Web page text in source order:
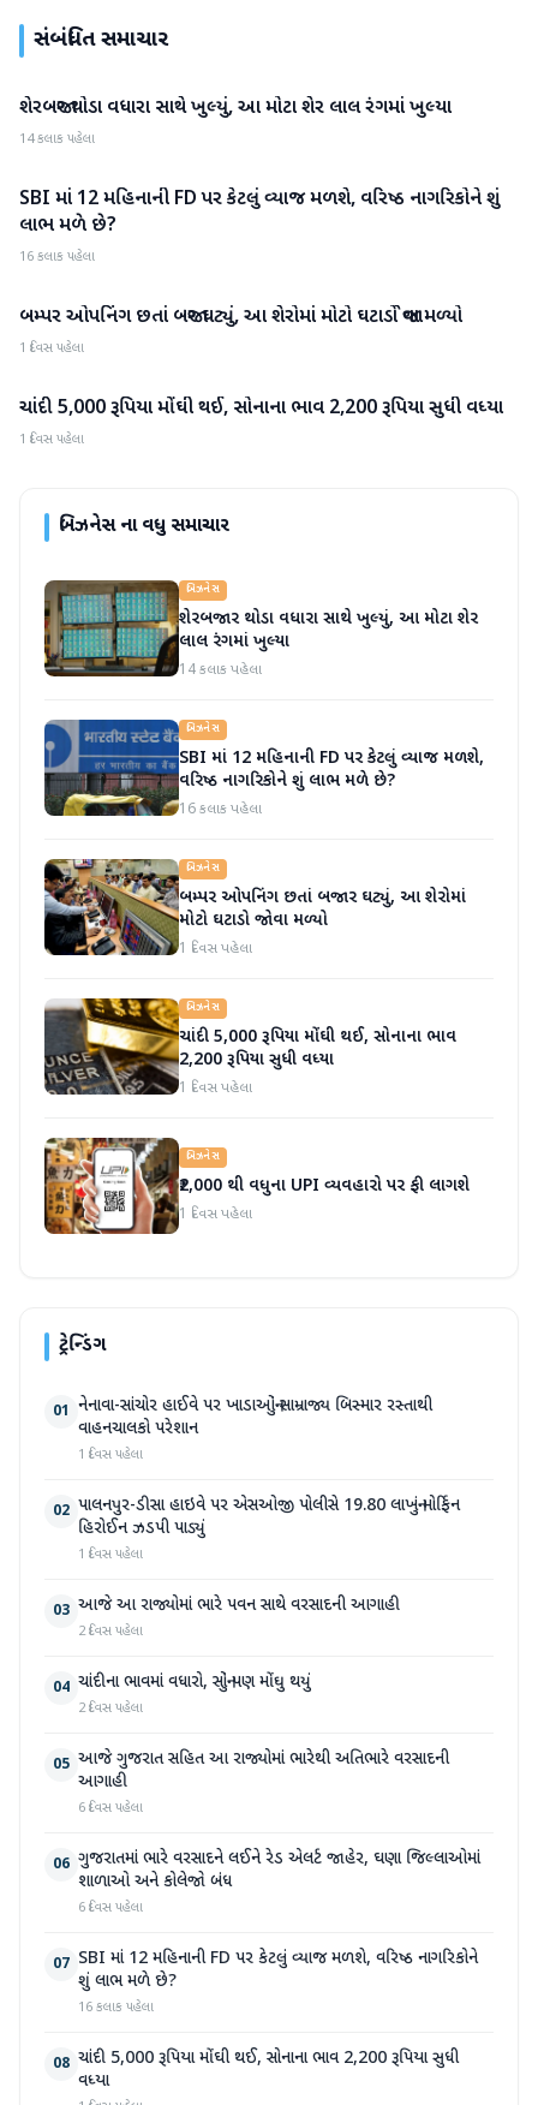
સંબંધિત સમાચાર
બિઝનેસ
શેરબજાર થોડા વધારા સાથે ખુલ્યું, આ મોટા શેર લાલ રંગમાં ખુલ્યા
14 કલાક પહેલા
બિઝનેસ
SBI માં 12 મહિનાની FD પર કેટલું વ્યાજ મળશે, વરિષ્ઠ નાગરિકોને શું
લાભ મળે છે?
16 કલાક પહેલા
બિઝનેસ
બમ્પર ઓપનિંગ છતાં બજાર ઘટ્યું, આ શેરોમાં મોટો ઘટાડો જોવા મળ્યો
1 દિવસ પહેલા
બિઝનેસ
ચાંદી 5,000 રૂપિયા મોંઘી થઈ, સોનાના ભાવ 2,200 રૂપિયા સુધી વધ્યા
1 દિવસ પહેલા
બિઝનેસના વધુ સમાચાર
બિઝનેસ
શેરબજાર થોડા વધારા સાથે ખુલ્યું, આ મોટા શેર
લાલ રંગમાં ખુલ્યા
14 કલાક પહેલા
બિઝનેસ
SBI માં 12 મહિનાની FD પર કેટલું વ્યાજ મળશે,
વરિષ્ઠ નાગરિકોને શું લાભ મળે છે?
16 કલાક પહેલા
બિઝનેસ
બમ્પર ઓપનિંગ છતાં બજાર ઘટ્યું, આ શેરોમાં
મોટો ઘટાડો જોવા મળ્યો
1 દિવસ પહેલા
બિઝનેસ
ચાંદી 5,000 રૂપિયા મોંઘી થઈ, સોનાના ભાવ
2,200 રૂપિયા સુધી વધ્યા
1 દિવસ પહેલા
બિઝનેસ
₹2,000 થી વધુના UPI વ્યવહારો પર ફી લાગશે
1 દિવસ પહેલા
ટ્રેન્ડિંગ
01 નેનાવા-સાંચોર હાઈવે પર ખાડાઓનું સામ્રાજ્ય બિસ્માર રસ્તાથી
વાહનચાલકો પરેશાન
1 દિવસ પહેલા
02 પાલનપુર-ડીસા હાઇવે પર એસઓજી પોલીસે 19.80 લાખનું મોર્ફિન
હિરોઈન ઝડપી પાડ્યું
1 દિવસ પહેલા
03 આજે આ રાજ્યોમાં ભારે પવન સાથે વરસાદની આગાહી
2 દિવસ પહેલા
04 ચાંદીના ભાવમાં વધારો, સોનું પણ મોંઘુ થયું
2 દિવસ પહેલા
05 આજે ગુજરાત સહિત આ રાજ્યોમાં ભારેથી અતિભારે વરસાદની
આગાહી
6 દિવસ પહેલા
06 ગુજરાતમાં ભારે વરસાદને લઈને રેડ એલર્ટ જાહેર, ઘણા જિલ્લાઓમાં
શાળાઓ અને કોલેજો બંધ
6 દિવસ પહેલા
07 SBI માં 12 મહિનાની FD પર કેટલું વ્યાજ મળશે, વરિષ્ઠ નાગરિકોને
શું લાભ મળે છે?
16 કલાક પહેલા
08 ચાંદી 5,000 રૂપિયા મોંઘી થઈ, સોનાના ભાવ 2,200 રૂપિયા સુધી
વધ્યા